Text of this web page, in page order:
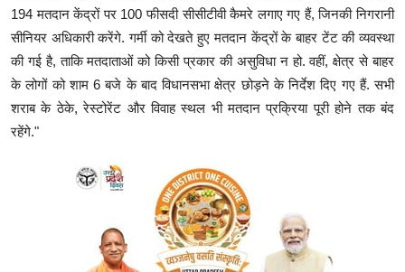
194 मतदान केंद्रों पर 100 फीसदी सीसीटीवी कैमरे लगाए गए हैं, जिनकी निगरानी
सीनियर अधिकारी करेंगे. गर्मी को देखते हुए मतदान केंद्रों के बाहर टेंट की व्यवस्था
की गई है, ताकि मतदाताओं को किसी प्रकार की असुविधा न हो. वहीं, क्षेत्र से बाहर
के लोगों को शाम 6 बजे के बाद विधानसभा क्षेत्र छोड़ने के निर्देश दिए गए हैं. सभी
शराब के ठेके, रेस्टोरेंट और विवाह स्थल भी मतदान प्रक्रिया पूरी होने तक बंद
रहेंगे."